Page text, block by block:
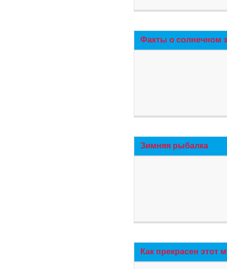
Факты о солнечном
Зимняя рыбалка
Как прекрасен этот